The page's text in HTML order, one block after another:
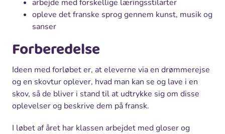
arbejde med forskellige læringsstilarter
opleve det franske sprog gennem kunst, musik og
sanser
Forberedelse
Ideen med forløbet er, at eleverne via en drømmerejse
og en skovtur oplever, hvad man kan se og lave i en
skov, så de bliver i stand til at udtrykke sig om disse
oplevelser og beskrive dem på fransk.
I løbet af året har klassen arbejdet med gloser og